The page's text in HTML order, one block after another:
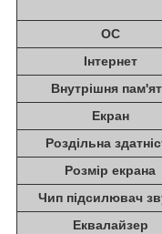
ОС
Інтернет
Внутрішня
Екран
Роздільна
Розмір екрана
Чип підсилювач
Еквалайзер